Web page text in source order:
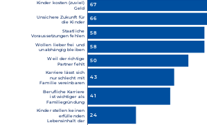
Kinder kosten (zuviel)
Geld
67
Unsichere Zukunft für
die Kinder
66
Staatliche
Voraussetzungen fehlen
58
Wollen lieber frei und
unabhängig bleiben
58
Weil der richtige
Partner fehlt
50
Karriere lässt sich
nur schlecht mit
Familie vereinbaren
43
Berufliche Karriere
ist wichtiger als
Familiegründung
41
Kinder stellen keinen
erfüllenden
Lebensinhalt dar
24